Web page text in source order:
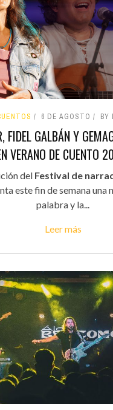
6 DE AGOSTO BY
FIDEL GALBÁN Y
VERANO DE CUENTO
del Festival de
este fin de semana una
palabra y la...
Leer más